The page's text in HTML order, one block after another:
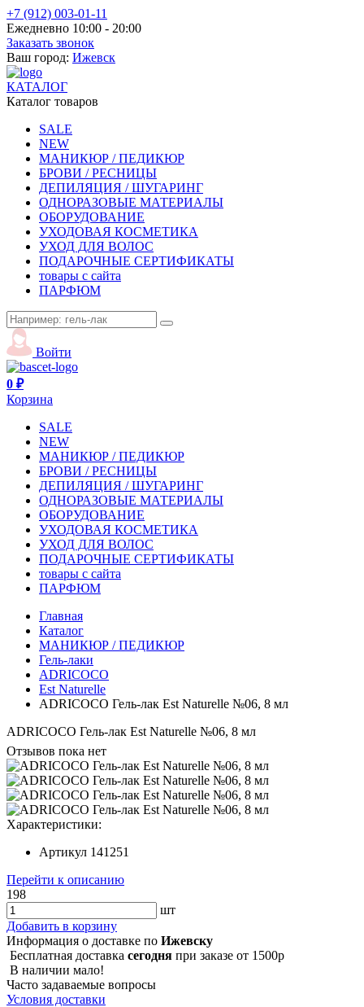
+7 (912) 003-01-11
Ежедневно 10:00 - 20:00
Заказать звонок
Ваш город: Ижевск
КАТАЛОГ
Каталог товаров
SALE
NEW
МАНИКЮР / ПЕДИКЮР
БРОВИ / РЕСНИЦЫ
ДЕПИЛЯЦИЯ / ШУГАРИНГ
ОДНОРАЗОВЫЕ МАТЕРИАЛЫ
ОБОРУДОВАНИЕ
УХОДОВАЯ КОСМЕТИКА
УХОД ДЛЯ ВОЛОС
ПОДАРОЧНЫЕ СЕРТИФИКАТЫ
товары с сайта
ПАРФЮМ
Войти
0 ₽
Корзина
SALE
NEW
МАНИКЮР / ПЕДИКЮР
БРОВИ / РЕСНИЦЫ
ДЕПИЛЯЦИЯ / ШУГАРИНГ
ОДНОРАЗОВЫЕ МАТЕРИАЛЫ
ОБОРУДОВАНИЕ
УХОДОВАЯ КОСМЕТИКА
УХОД ДЛЯ ВОЛОС
ПОДАРОЧНЫЕ СЕРТИФИКАТЫ
товары с сайта
ПАРФЮМ
Главная
Каталог
МАНИКЮР / ПЕДИКЮР
Гель-лаки
ADRICOCO
Est Naturelle
ADRICOCO Гель-лак Est Naturelle №06, 8 мл
ADRICOCO Гель-лак Est Naturelle №06, 8 мл
Отзывов пока нет
Характеристики:
Артикул 141251
Перейти к описанию
198
шт
Добавить в корзину
Информация о доставке по Ижевску
Бесплатная доставка сегодня при заказе от 1500р
В наличии мало!
Часто задаваемые вопросы
Условия доставки